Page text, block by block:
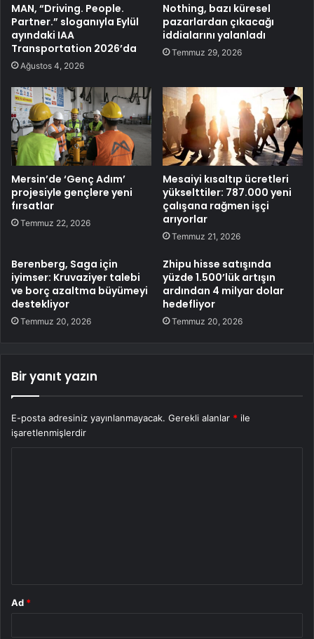
MAN, “Driving. People.
Partner.” sloganıyla Eylül
ayındaki IAA
Transportation 2026’da
Ağustos 4, 2026
Nothing, bazı küresel
pazarlardan çıkacağı
iddialarını yalanladı
Temmuz 29, 2026
Mersin’de ‘Genç Adım’
projesiyle gençlere yeni
fırsatlar
Temmuz 22, 2026
Mesaiyi kısaltıp ücretleri
yükselttiler: 787.000 yeni
çalışana rağmen işçi
arıyorlar
Temmuz 21, 2026
Berenberg, Saga için
iyimser: Kruvaziyer talebi
ve borç azaltma büyümeyi
destekliyor
Temmuz 20, 2026
Zhipu hisse satışında
yüzde 1.500’lük artışın
ardından 4 milyar dolar
hedefliyor
Temmuz 20, 2026
Bir yanıt yazın
E-posta adresiniz yayınlanmayacak. Gerekli alanlar * ile
işaretlenmişlerdir
Ad *